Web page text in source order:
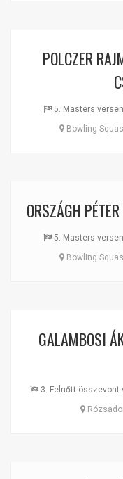
POLCZER
5. Masters
Bowling
ORSZÁGH PÉTER
5. Masters
Bowling
GALAMBOSI
3. Felnőtt összevont